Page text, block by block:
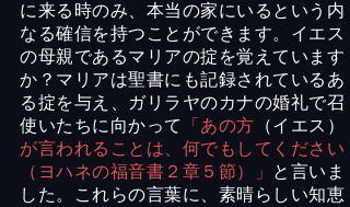
に来る時のみ、本当の家にいるという内
なる確信を持つことができます。イエス
の母親であるマリアの掟を覚えています
か？マリアは聖書にも記録されているあ
る掟を与え、ガリラヤのカナの婚礼で召
使いたちに向かって
「あの方 （イエス）
が言われることは、何でもしてください
（ヨハネの福音書２章５節）」 と言いま
した。これらの言葉に、素晴らしい知恵